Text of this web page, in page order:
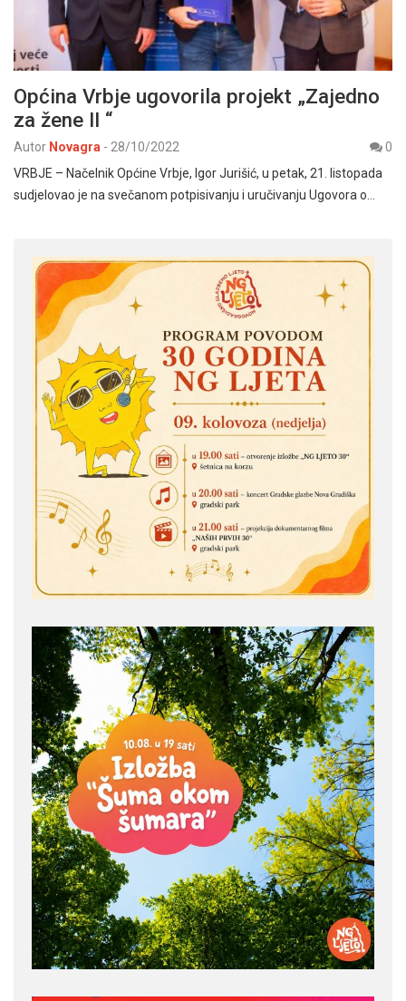
Općina Vrbje ugovorila projekt „Zajedno
za žene II “
Autor Novagra - 28/10/2022
0
VRBJE – Načelnik Općine Vrbje, Igor Jurišić, u petak, 21. listopada
sudjelovao je na svečanom potpisivanju i uručivanju Ugovora o…